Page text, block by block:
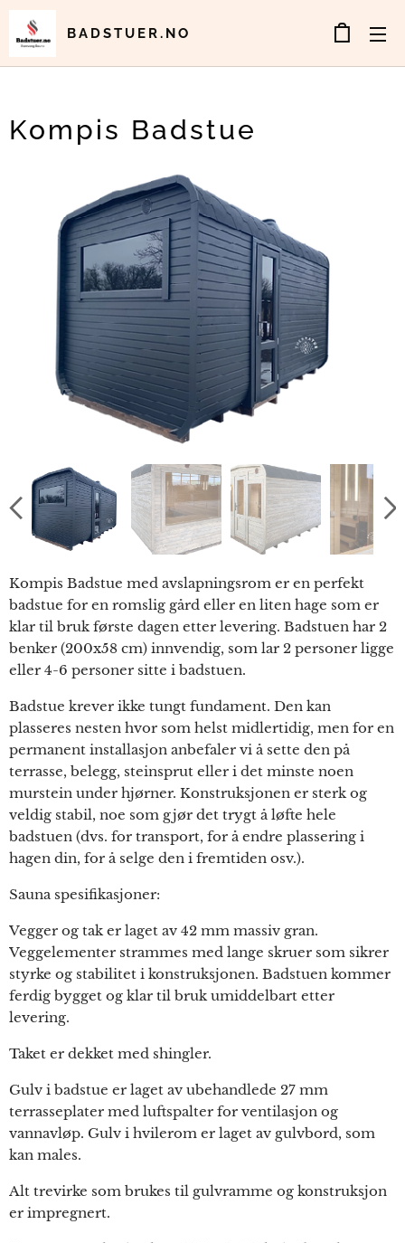
BADSTUER.NO
Kompis Badstue
Kompis Badstue med avslapningsrom er en perfekt
badstue for en romslig gård eller en liten hage som er
klar til bruk første dagen etter levering. Badstuen har 2
benker (200x58 cm) innvendig, som lar 2 personer ligge
eller 4-6 personer sitte i badstuen.
Badstue krever ikke tungt fundament. Den kan
plasseres nesten hvor som helst midlertidig, men for en
permanent installasjon anbefaler vi å sette den på
terrasse, belegg, steinsprut eller i det minste noen
murstein under hjørner. Konstruksjonen er sterk og
veldig stabil, noe som gjør det trygt å løfte hele
badstuen (dvs. for transport, for å endre plassering i
hagen din, for å selge den i fremtiden osv.).
Sauna spesifikasjoner:
Vegger og tak er laget av 42 mm massiv gran.
Veggelementer strammes med lange skruer som sikrer
styrke og stabilitet i konstruksjonen. Badstuen kommer
ferdig bygget og klar til bruk umiddelbart etter
levering.
Taket er dekket med shingler.
Gulv i badstue er laget av ubehandlede 27 mm
terrasseplater med luftspalter for ventilasjon og
vannavløp. Gulv i hvilerom er laget av gulvbord, som
kan males.
Alt trevirke som brukes til gulvramme og konstruksjon
er impregnert.